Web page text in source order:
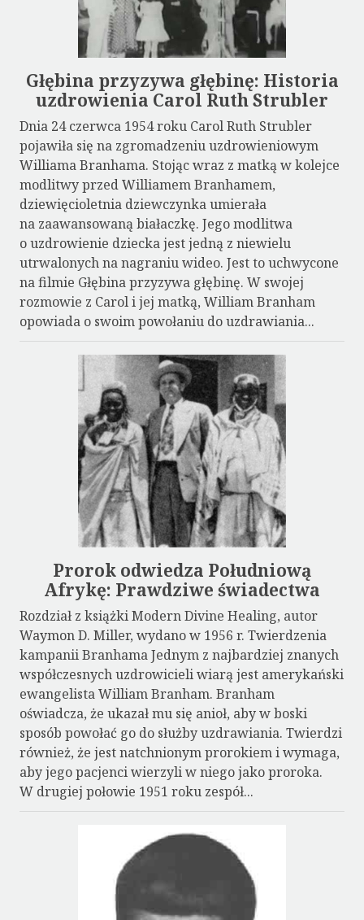
Głębina przyzywa głębinę: Historia
uzdrowienia Carol Ruth Strubler
Dnia 24 czerwca 1954 roku Carol Ruth Strubler
pojawiła się na zgromadzeniu uzdrowieniowym
Williama Branhama. Stojąc wraz z matką w kolejce
modlitwy przed Williamem Branhamem,
dziewięcioletnia dziewczynka umierała
na zaawansowaną białaczkę. Jego modlitwa
o uzdrowienie dziecka jest jedną z niewielu
utrwalonych na nagraniu wideo. Jest to uchwycone
na filmie Głębina przyzywa głębinę. W swojej
rozmowie z Carol i jej matką, William Branham
opowiada o swoim powołaniu do uzdrawiania...
Prorok odwiedza Południową
Afrykę: Prawdziwe świadectwa
Rozdział z książki Modern Divine Healing, autor
Waymon D. Miller, wydano w 1956 r. Twierdzenia
kampanii Branhama Jednym z najbardziej znanych
współczesnych uzdrowicieli wiarą jest amerykański
ewangelista William Branham. Branham
oświadcza, że ukazał mu się anioł, aby w boski
sposób powołać go do służby uzdrawiania. Twierdzi
również, że jest natchnionym prorokiem i wymaga,
aby jego pacjenci wierzyli w niego jako proroka.
W drugiej połowie 1951 roku zespół...